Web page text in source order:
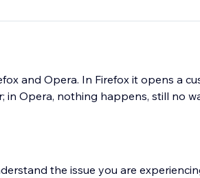
and Opera. In Firefox it opens a
Opera, nothing happens, still no
the issue you are